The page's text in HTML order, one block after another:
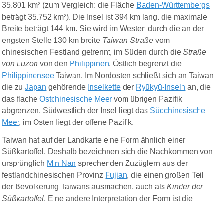
35.801 km² (zum Vergleich: die Fläche Baden-Württembergs
beträgt 35.752 km²). Die Insel ist 394 km lang, die maximale
Breite beträgt 144 km. Sie wird im Westen durch die an der
engsten Stelle 130 km breite Taiwan-Straße vom
chinesischen Festland getrennt, im Süden durch die Straße
von Luzon von den Philippinen. Östlich begrenzt die
Philippinensee Taiwan. Im Nordosten schließt sich an Taiwan
die zuJapan gehörende Inselkette der Ryūkyū-Inseln an, die
das flacheOstchinesische Meer vom übrigen Pazifik
abgrenzen. Südwestlich der Insel liegt das Südchinesische
Meer, im Osten liegt der offene Pazifik.
Taiwan hat auf der Landkarte eine Form ähnlich einer
Süßkartoffel. Deshalb bezeichnen sich die Nachkommen von
ursprünglich Min Nan sprechenden Zuzüglern aus der
festlandchinesischen Provinz Fujian, die einen großen Teil
der Bevölkerung Taiwans ausmachen, auch alsKinder der
Süßkartoffel. Eine andere Interpretation der Form ist die